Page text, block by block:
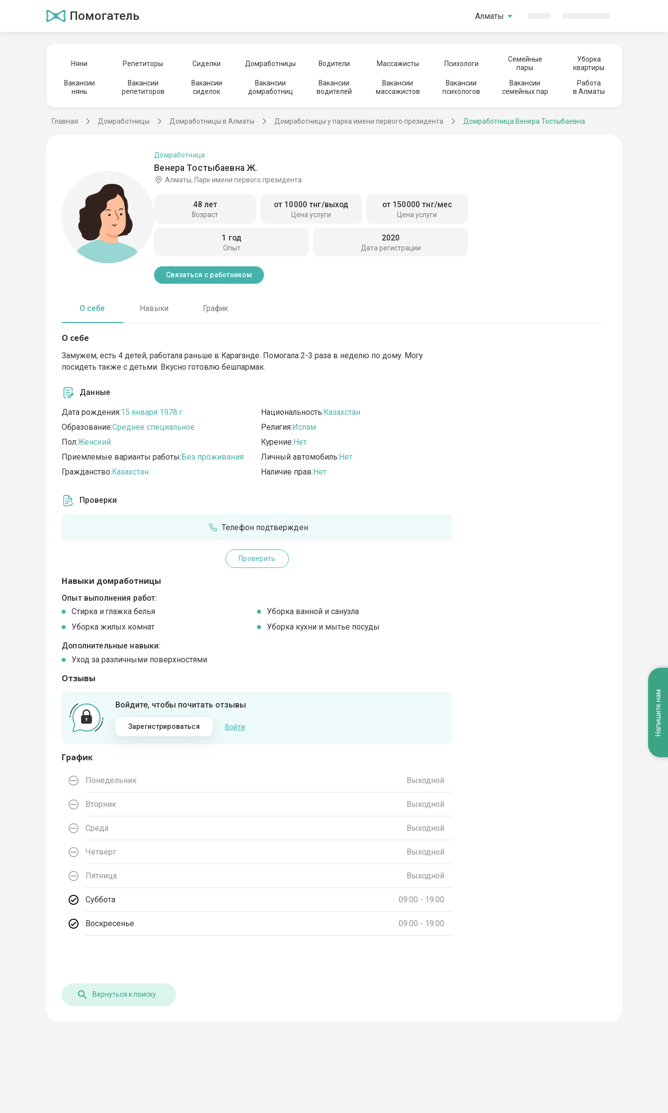
Помогатель Алматы
Няни Репетиторы Сиделки Домработницы Водители Массажисты Психологи
Семейные
пары
Уборка
квартиры
Вакансии
нянь
Вакансии
репетиторов
Вакансии
сиделок
Вакансии
домработниц
Вакансии
водителей
Вакансии
массажистов
Вакансии
психологов
Вакансии
семейных пар
Работа
в Алматы
Главная Домработницы Домработницы в Алматы Домработницы у парка имени первого президента Домработница Венера Тостыбаевна
Венера Тостыбаевна Ж.
Домработница
Алматы, Парк имени первого президента
Возраст
48 лет
Цена услуги
от 10000 тнг/выход
Цена услуги
от 150000 тнг/мес
Опыт
1 год
Дата регистрации
2020
Связаться с работником
О себе Навыки График
О себе
Замужем, есть 4 детей, работала раньше в Караганде. Помогала 2-3 раза в неделю по дому. Могу
посидеть также с детьми. Вкусно готовлю бешпармак.
Данные
Дата рождения:15 января 1978 г.
Образование:Среднее специальное
Пол:Женский
Приемлемые варианты работы:Без проживания
Гражданство:Казахстан
Национальность:Казахстан
Религия:Ислам
Курение:Нет
Личный автомобиль:Нет
Наличие прав:Нет
Проверки
Телефон подтвержден
Проверить
Навыки домработницы
Опыт выполнения работ:
Стирка и глажка белья
Уборка ванной и санузла
Уборка жилых комнат
Уборка кухни и мытье посуды
Дополнительные навыки:
Уход за различными поверхностями
Отзывы
Войдите, чтобы почитать отзывы
Зарегистрироваться Войти
График
Понедельник Выходной
Вторник Выходной
Среда Выходной
Четверг Выходной
Пятница Выходной
Суббота 09:00 - 19:00
Воскресенье 09:00 - 19:00
Вернуться к поиску
Напишите нам